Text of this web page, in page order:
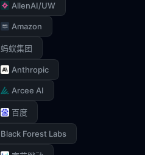
AllenAI/UW
Amazon
蚂蚁集团
Anthropic
Arcee AI
百度
Black Forest Labs